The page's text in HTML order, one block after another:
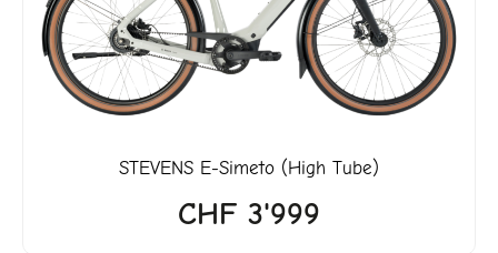
STEVENS E-Simeto (High Tube)
CHF 3'999